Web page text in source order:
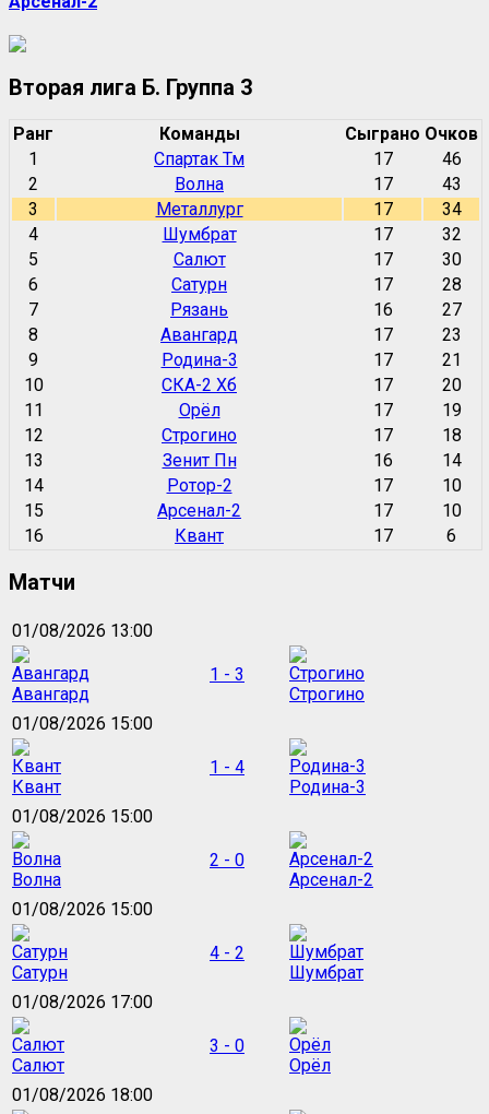
Вторая лига Б. Группа 3
Ранг Команды Сыграно Очков
1
Спартак Тм 17
46
2
Волна 17
43
3
Металлург 17
34
4
Шумбрат 17
32
5
Салют 17
30
6
Сатурн 17
28
7
Рязань 16
27
8
Авангард 17
23
9
Родина-3 17
21
10
СКА-2 Хб 17
20
11
Орёл 17
19
12
Строгино 17
18
13
Зенит Пн 16
14
14
Ротор-2 17
10
15
Арсенал-2 17
10
16
Квант 17 6
Матчи
01/08/2026 13:00
Авангард
1 - 3
Строгино
01/08/2026 15:00
Квант
1 - 4
Родина-3
01/08/2026 15:00
Волна
2 - 0
Арсенал-2
01/08/2026 15:00
Сатурн
4 - 2
Шумбрат
01/08/2026 17:00
Салют
3 - 0
Орёл
01/08/2026 18:00